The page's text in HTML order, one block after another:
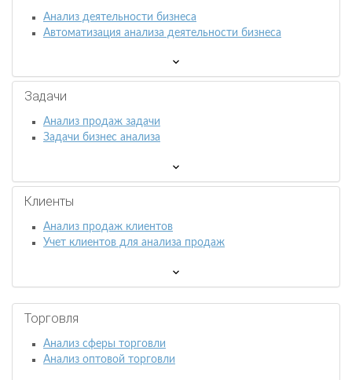
Анализ деятельности бизнеса
Автоматизация анализа деятельности бизнеса
Задачи
Анализ продаж задачи
Задачи бизнес анализа
Клиенты
Анализ продаж клиентов
Учет клиентов для анализа продаж
Торговля
Анализ сферы торговли
Анализ оптовой торговли